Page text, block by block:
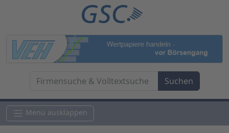
Menü ausklappen